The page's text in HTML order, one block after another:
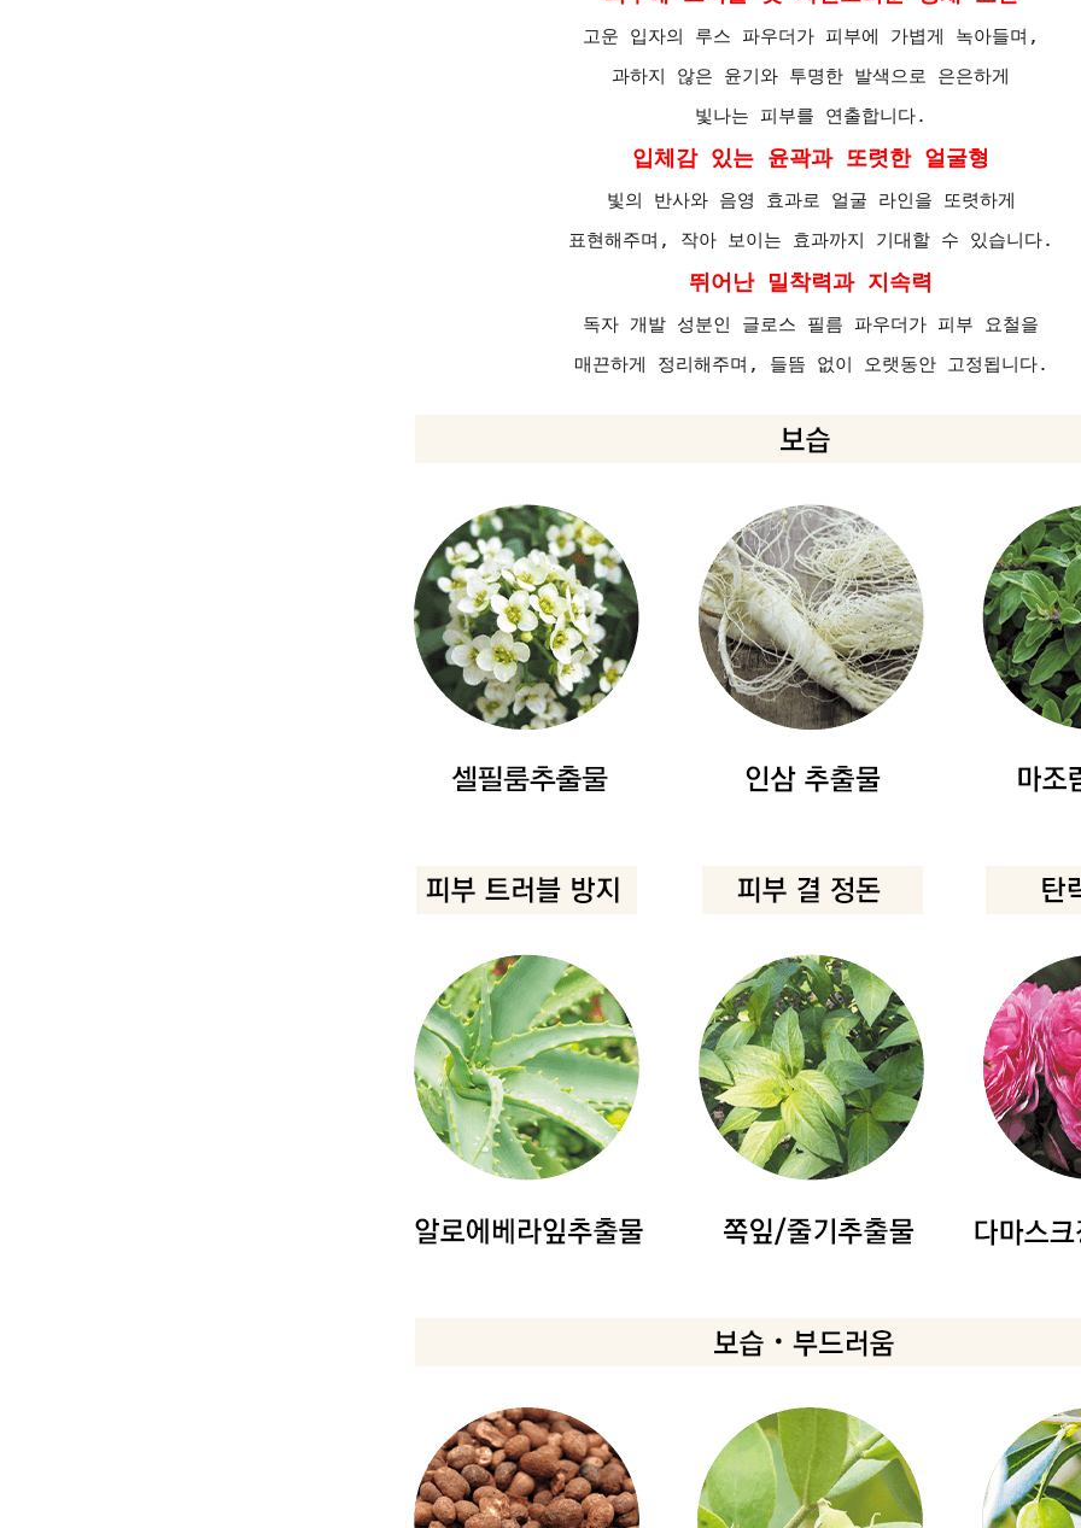
고운 입자의 루스 파우더가 피부에 가볍게 녹아들며,
과하지 않은 윤기와 투명한 발색으로 은은하게
빛나는 피부를 연출합니다.
입체감 있는 윤곽과 또렷한 얼굴형
빛의 반사와 음영 효과로 얼굴 라인을 또렷하게
표현해주며, 작아 보이는 효과까지 기대할 수 있습니다.
뛰어난 밀착력과 지속력
독자 개발 성분인 글로스 필름 파우더가 피부 요철을
매끈하게 정리해주며, 들뜸 없이 오랫동안 고정됩니다.